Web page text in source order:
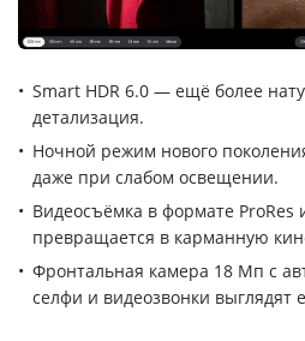
Smart HDR 6.0 — ещё более
детализация.
Ночной режим нового
даже при слабом освещении.
Видеосъёмка в формате
превращается в карманную
Фронтальная камера 18 Мп с
селфи и видеозвонки выглядят